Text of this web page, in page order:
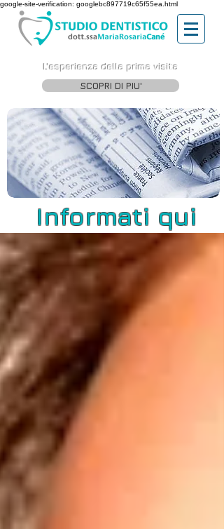
google-site-verification: googlebc897719c65f55ea.html
L'esperienza della prima visita
SCOPRI DI PIU'
Informati qui